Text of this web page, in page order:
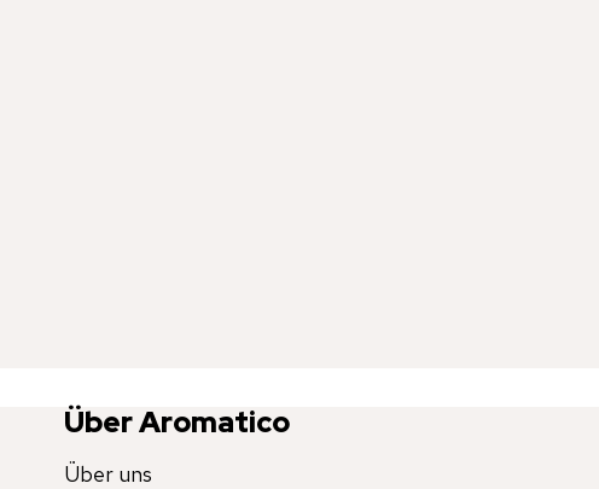
Über Aromatico
Über uns